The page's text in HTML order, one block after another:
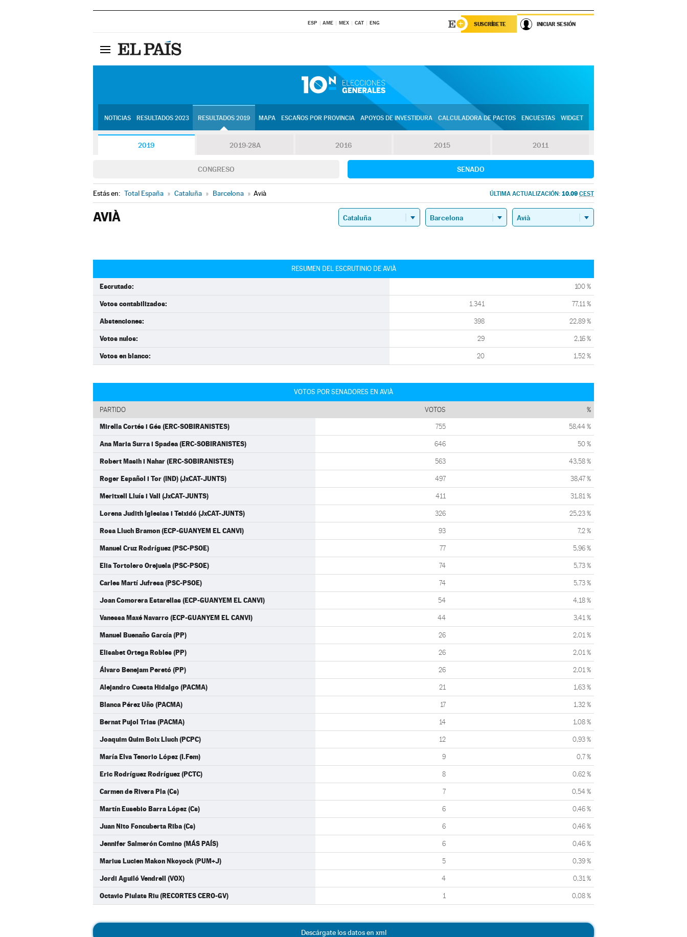
ESP AME MEX CAT ENG SUSCRÍBETE INICIAR SESIÓN
NOTICIAS RESULTADOS 2023 RESULTADOS 2019 MAPA ESCAÑOS POR PROVINCIA APOYOS DE INVESTIDURA CALCULADORA DE PACTOS ENCUESTAS WIDGET
2019 2019-28A 2016 2015 2011
CONGRESO SENADO
Estás en: Total España » Cataluña » Barcelona » Avià ÚLTIMA ACTUALIZACIÓN: 10.09 CEST
AVIÀ
RESUMEN DEL ESCRUTINIO DE AVIÀ
Escrutado: 100 %
Votos contabilizados: 1.341 77,11 %
Abstenciones: 398 22,89 %
Votos nulos: 29 2,16 %
Votos en blanco: 20 1,52 %
VOTOS POR SENADORES EN AVIÀ
PARTIDO VOTOS %
Mirella Cortés i Gés (ERC-SOBIRANISTES) 755 58,44 %
Ana Maria Surra i Spadea (ERC-SOBIRANISTES) 646 50 %
Robert Masih i Nahar (ERC-SOBIRANISTES) 563 43,58 %
Roger Español i Tor (IND) (JxCAT-JUNTS) 497 38,47 %
Meritxell Lluís i Vall (JxCAT-JUNTS) 411 31,81 %
Lorena Judith Iglesias i Teixidó (JxCAT-JUNTS) 326 25,23 %
Rosa Lluch Bramon (ECP-GUANYEM EL CANVI) 93 7,2 %
Manuel Cruz Rodríguez (PSC-PSOE) 77 5,96 %
Elia Tortolero Orejuela (PSC-PSOE) 74 5,73 %
Carles Martí Jufresa (PSC-PSOE) 74 5,73 %
Joan Comorera Estarellas (ECP-GUANYEM EL CANVI) 54 4,18 %
Vanessa Maxé Navarro (ECP-GUANYEM EL CANVI) 44 3,41 %
Manuel Buenaño García (PP) 26 2,01 %
Elisabet Ortega Robles (PP) 26 2,01 %
Álvaro Benejam Peretó (PP) 26 2,01 %
Alejandro Cuesta Hidalgo (PACMA) 21 1,63 %
Blanca Pérez Uño (PACMA) 17 1,32 %
Bernat Pujol Trias (PACMA) 14 1,08 %
Joaquim Quim Boix Lluch (PCPC) 12 0,93 %
María Elva Tenorio López (I.Fem) 9 0,7 %
Eric Rodríguez Rodríguez (PCTC) 8 0,62 %
Carmen de Rivera Pla (Cs) 7 0,54 %
Martín Eusebio Barra López (Cs) 6 0,46 %
Juan Nito Foncuberta Riba (Cs) 6 0,46 %
Jennifer Salmerón Comino (MÁS PAÍS) 6 0,46 %
Marius Lucien Makon Nkoyock (PUM+J) 5 0,39 %
Jordi Aguiló Vendrell (VOX) 4 0,31 %
Octavio Piulats Riu (RECORTES CERO-GV) 1 0,08 %
Descárgate los datos en xml